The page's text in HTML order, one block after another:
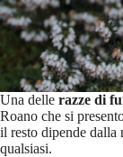
Una delle razze di
Roano che si
il resto dipende dalla
qualsiasi.